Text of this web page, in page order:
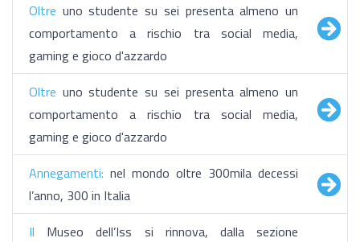
​Oltre uno studente su sei presenta almeno un
comportamento a rischio tra social media,
gaming e gioco d'azzardo
​Oltre uno studente su sei presenta almeno un
comportamento a rischio tra social media,
gaming e gioco d'azzardo
Annegamenti: nel mondo oltre 300mila decessi
l’anno, 300 in Italia
Il Museo dell’Iss si rinnova, dalla sezione